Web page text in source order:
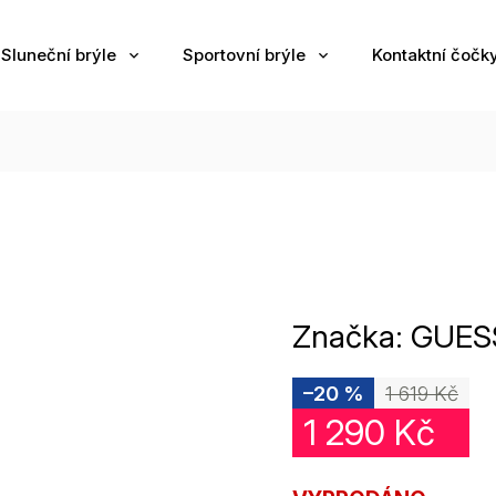
Sluneční brýle Sportovní brýle Kontaktní
Značka:
1 619 Kč
–20 %
1 290 Kč